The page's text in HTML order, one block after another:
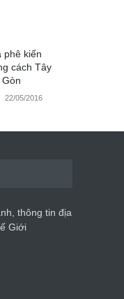
phê kiến
cách Tây
22/05/2016
thông tin địa
Giới